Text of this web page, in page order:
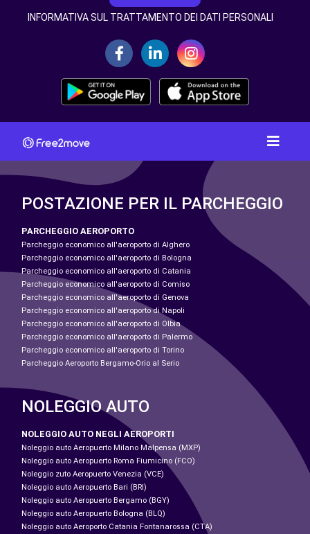
INFORMATIVA SUL TRATTAMENTO DEI DATI PERSONALI
POSTAZIONE PER IL PARCHEGGIO
PARCHEGGIO AEROPORTO
Parcheggio economico all'aeroporto di Alghero
Parcheggio economico all'aeroporto di Bologna
Parcheggio economico all'aeroporto di Catania
Parcheggio economico all'aeroporto di Comiso
Parcheggio economico all'aeroporto di Genova
Parcheggio economico all'aeroporto di Napoli
Parcheggio economico all'aeroporto di Olbia
Parcheggio economico all'aeroporto di Palermo
Parcheggio economico all'aeroporto di Torino
Parcheggio Aeroporto Bergamo-Orio al Serio
NOLEGGIO AUTO
NOLEGGIO AUTO NEGLI AEROPORTI
Noleggio auto Aeropuerto Milano Malpensa (MXP)
Noleggio auto Aeropuerto Roma Fiumicino (FCO)
Noleggio zuto Aeropuerto Venezia (VCE)
Noleggio auto Aeropuerto Bari (BRI)
Noleggio auto Aeropuerto Bergamo (BGY)
Noleggio auto Aeropuerto Bologna (BLQ)
Noleggio auto Aeroporto Catania Fontanarossa (CTA)